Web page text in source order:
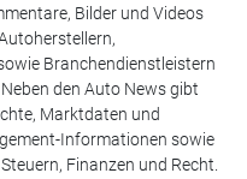
Bilder und Videos
Branchendienstleistern
den Auto News gibt
Marktdaten und
Informationen sowie
Finanzen und Recht.